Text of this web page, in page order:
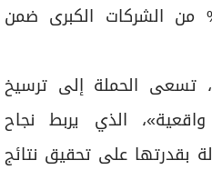
تعزيز مشاركة 50% من الشركات الكبرى ضمن
تسعى الحملة إلى ترسيخ
الذي يربط نجاح
بقدرتها على تحقيق نتائج